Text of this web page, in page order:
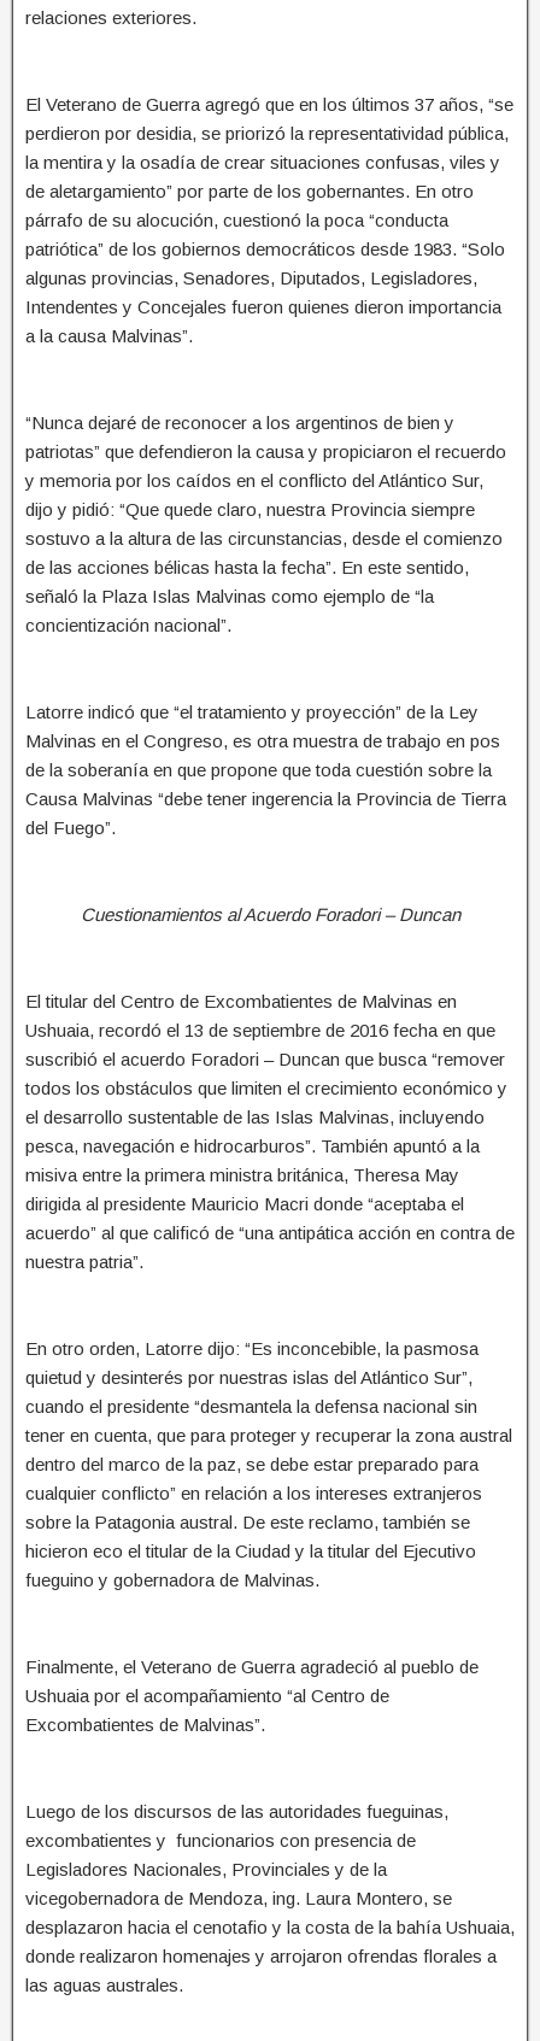
relaciones exteriores.
El Veterano de Guerra agregó que en los últimos 37 años, “se
perdieron por desidia, se priorizó la representatividad pública,
la mentira y la osadía de crear situaciones confusas, viles y
de aletargamiento” por parte de los gobernantes. En otro
párrafo de su alocución, cuestionó la poca “conducta
patriótica” de los gobiernos democráticos desde 1983. “Solo
algunas provincias, Senadores, Diputados, Legisladores,
Intendentes y Concejales fueron quienes dieron importancia
a la causa Malvinas”.
“Nunca dejaré de reconocer a los argentinos de bien y
patriotas” que defendieron la causa y propiciaron el recuerdo
y memoria por los caídos en el conflicto del Atlántico Sur,
dijo y pidió: “Que quede claro, nuestra Provincia siempre
sostuvo a la altura de las circunstancias, desde el comienzo
de las acciones bélicas hasta la fecha”. En este sentido,
señaló la Plaza Islas Malvinas como ejemplo de “la
concientización nacional”.
Latorre indicó que “el tratamiento y proyección” de la Ley
Malvinas en el Congreso, es otra muestra de trabajo en pos
de la soberanía en que propone que toda cuestión sobre la
Causa Malvinas “debe tener ingerencia la Provincia de Tierra
del Fuego”.
Cuestionamientos al Acuerdo Foradori – Duncan
El titular del Centro de Excombatientes de Malvinas en
Ushuaia, recordó el 13 de septiembre de 2016 fecha en que
suscribió el acuerdo Foradori – Duncan que busca “remover
todos los obstáculos que limiten el crecimiento económico y
el desarrollo sustentable de las Islas Malvinas, incluyendo
pesca, navegación e hidrocarburos”. También apuntó a la
misiva entre la primera ministra británica, Theresa May
dirigida al presidente Mauricio Macri donde “aceptaba el
acuerdo” al que calificó de “una antipática acción en contra de
nuestra patria”.
En otro orden, Latorre dijo: “Es inconcebible, la pasmosa
quietud y desinterés por nuestras islas del Atlántico Sur”,
cuando el presidente “desmantela la defensa nacional sin
tener en cuenta, que para proteger y recuperar la zona austral
dentro del marco de la paz, se debe estar preparado para
cualquier conflicto” en relación a los intereses extranjeros
sobre la Patagonia austral. De este reclamo, también se
hicieron eco el titular de la Ciudad y la titular del Ejecutivo
fueguino y gobernadora de Malvinas.
Finalmente, el Veterano de Guerra agradeció al pueblo de
Ushuaia por el acompañamiento “al Centro de
Excombatientes de Malvinas”.
Luego de los discursos de las autoridades fueguinas,
excombatientes y funcionarios con presencia de
Legisladores Nacionales, Provinciales y de la
vicegobernadora de Mendoza, ing. Laura Montero, se
desplazaron hacia el cenotafio y la costa de la bahía Ushuaia,
donde realizaron homenajes y arrojaron ofrendas florales a
las aguas australes.